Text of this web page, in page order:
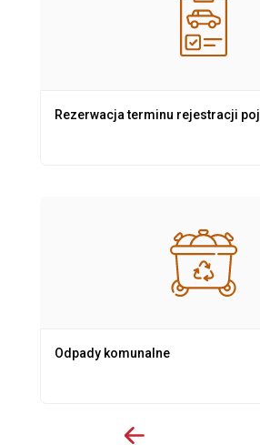
Rezerwacja terminu rejestracji
Odpady komunalne